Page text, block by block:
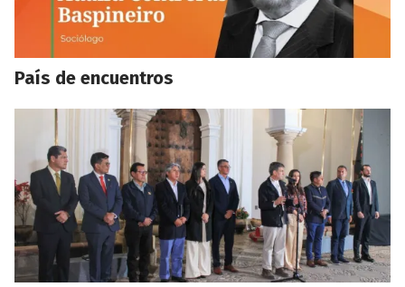
País de encuentros